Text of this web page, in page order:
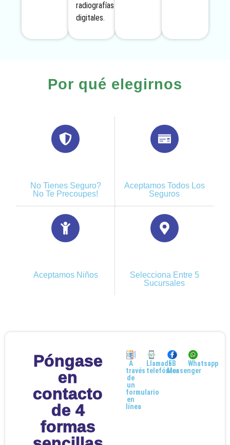
radiografías
digitales.
Por qué elegirnos
No Tienes Seguro?
No Te Precoupes!
Aceptamos Todos Los
Seguros
Aceptamos Niños
Selecciona Entre 5
Sucursales
Póngase
en
contacto
de 4
formas
A
través
de
un
formulario
en
línea
Llamada
telefónica
FB
Messenger
Whatsapp